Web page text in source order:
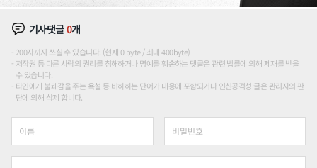
기사댓글0개
200자까지 쓰실 수 있습니다. (현재 0 byte / 최대 400byte)
저작권 등 다른 사람의 권리를 침해하거나 명예를 훼손하는 댓글은 관련 법률에 의해 제재를 받을
수 있습니다.
타인에게 불쾌감을 주는 욕설 등 비하하는 단어가 내용에 포함되거나 인신공격성 글은 관리자의 판
단에 의해 삭제 합니다.